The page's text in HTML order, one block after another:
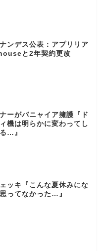
ンデス公表：アプリリア
と2年契約更改
ーがバニャイア擁護『ド
機は明らかに変わってし
…』
ッキ『こんな夏休みにな
ってなかった…』